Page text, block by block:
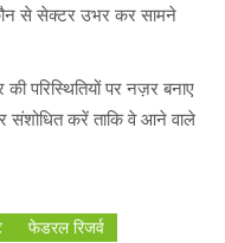
से सेक्टर उभर कर सामने
परिस्थितियों पर नज़र बनाए
करें ताकि वे आने वाले
फेडरल रिजर्व